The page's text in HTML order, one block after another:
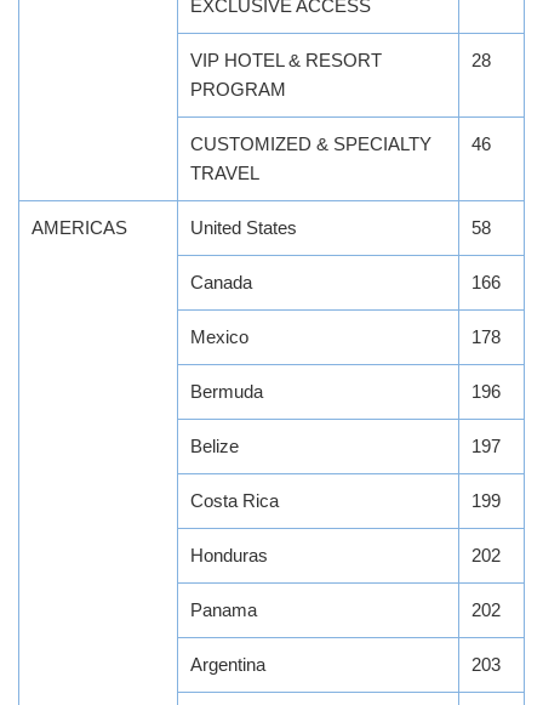
EXCLUSIVE ACCESS
VIP HOTEL & RESORT
PROGRAM
28
CUSTOMIZED & SPECIALTY
TRAVEL
46
AMERICAS United States 58
Canada 166
Mexico 178
Bermuda 196
Belize 197
Costa Rica 199
Honduras 202
Panama 202
Argentina 203